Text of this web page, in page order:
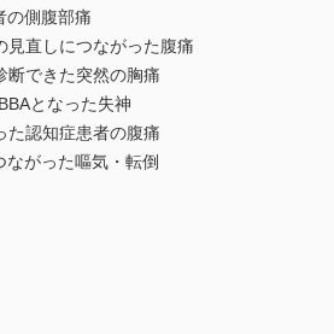
の側腹部痛
直しにつながった腹痛
できた突然の胸痛
となった失神
認知症患者の腹痛
がった嘔気・転倒